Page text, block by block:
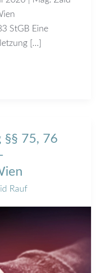
StGB Eine
[…]
§§ 75, 76
Rauf